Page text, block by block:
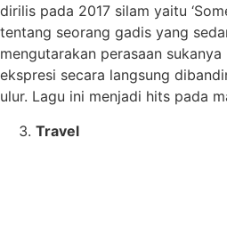
dirilis pada 2017 silam yaitu
tentang seorang gadis yang
mengutarakan perasaan
ekspresi secara langsung
ulur. Lagu ini menjadi hits pada
Travel